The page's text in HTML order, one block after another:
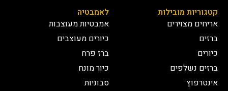
קטגוריות מובילות
אריחים מצוירים
ברזים
כיורים
ברזים נשלפים
אינטרפוץ
לאמבטיה
אמבטיות מעוצבות
כיורים מעוצבים
ברז פרח
כיור מונח
סבוניות